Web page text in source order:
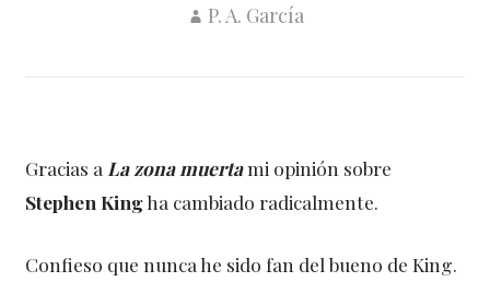
P. A. García
Gracias a La zona muertami opinión sobre
Stephen Kingha cambiado radicalmente.
Confieso que nunca he sido fan del bueno de King.